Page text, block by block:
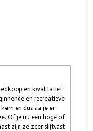
en kwalitatief
en recreatieve
en dus sla je er
Of je nu een hoge of
zijn ze zeer slijtvast